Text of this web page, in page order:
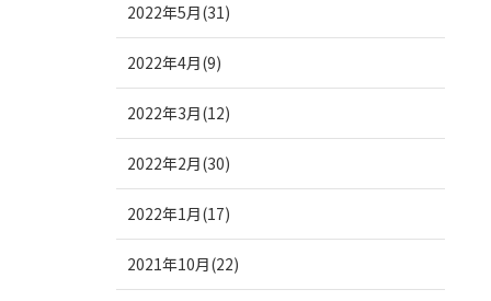
2022年5月(31)
2022年4月(9)
2022年3月(12)
2022年2月(30)
2022年1月(17)
2021年10月(22)